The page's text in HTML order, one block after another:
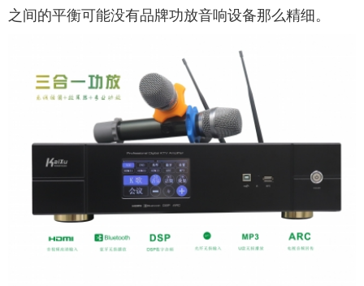
之间的平衡可能没有品牌功放音响设备那么精细。